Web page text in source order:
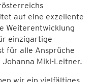
auf eine exzellente
Weiterentwicklung
einzigartige
für alle Ansprüche
Mikl-Leitner.